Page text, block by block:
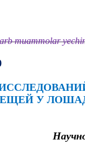
muammolar
У